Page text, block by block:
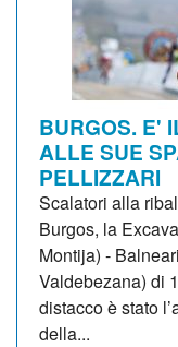
BURGOS. E'
ALLE SUE
PELLIZZARI
Scalatori alla
Burgos, la
Montija) -
Valdebezana) di
distacco è stato
della...